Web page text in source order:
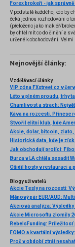
Forex brokeři - jak správně
V podstatě každého, kdo by
čeká jednou rozhodování o
(přeloženo jako makléř/
by chtěl mít co do činění a
určené k obchodování.
několik příkladů
Nejnovější články:
Vzdělávací články
VIP zóna FXstreet.cz v
Káva na rozcestí. Přinese
Akcie, dolar, bitcoin, zlato,
Blogy uživatelů
Akcie Tesly na rozcestí:
Měnový pár EUR/AUD:
RebelsFunding: Príležitosť
FOMO a kvartální
Proč v období ztrát